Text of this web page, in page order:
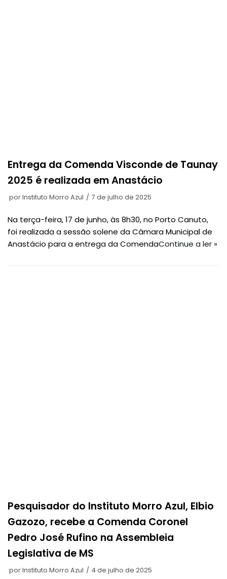
Entrega da Comenda Visconde de Taunay
2025 é realizada em Anastácio​
porInstituto Morro Azul 7 de julho de 2025
Na terça-feira, 17 de junho, às 8h30, no Porto Canuto,
foi realizada a sessão solene da Câmara Municipal de
Anastácio para a entrega da ComendaContinue a ler »
Pesquisador do Instituto Morro Azul, Elbio
Gazozo, recebe a Comenda Coronel
Pedro José Rufino na Assembleia
Legislativa de MS
porInstituto Morro Azul 4 de julho de 2025